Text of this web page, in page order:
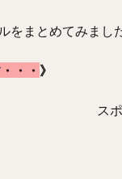
をまとめてみまし
・・ 》
ス